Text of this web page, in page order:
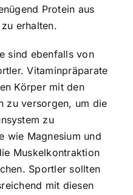
Protein aus
erhalten.
sind ebenfalls von
Vitaminpräparate
Körper mit den
zu versorgen, um die
zu
wie Magnesium und
Muskelkontraktion
Sportler sollten
mit diesen